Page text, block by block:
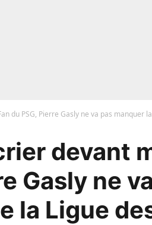
du PSG, Pierre Gasly ne va pas manquer
devant
Gasly ne
la Ligue